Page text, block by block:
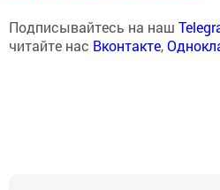
Подписывайтесь на наш
читайте нас Вконтакте,